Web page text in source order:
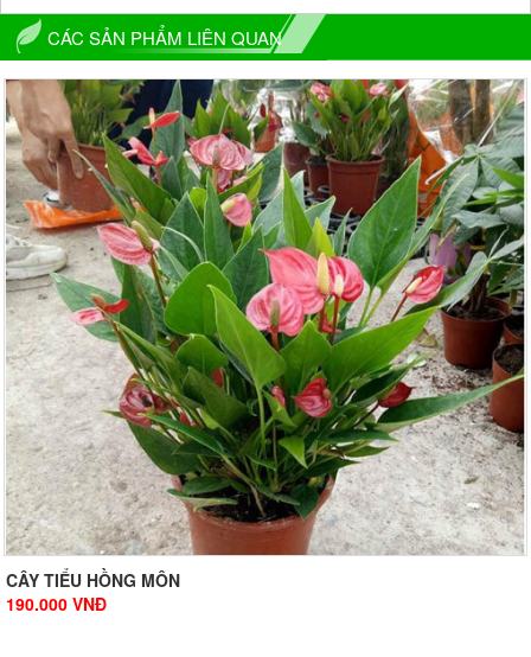
CÁC SẢN PHẨM LIÊN QUAN
CÂY TIỂU HỒNG MÔN
190.000 VNĐ